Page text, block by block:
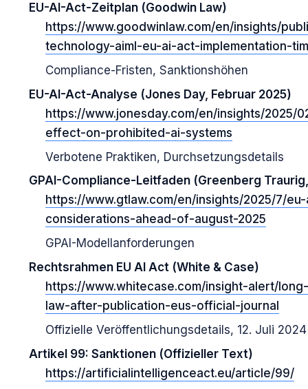
EU-AI-Act-Zeitplan (Goodwin Law)
https://www.goodwinlaw.com/en/insights/
technology-aiml-eu-ai-act-implementation-
Compliance-Fristen, Sanktionshöhen
EU-AI-Act-Analyse (Jones Day, Februar 2025)
https://www.jonesday.com/en/insights/
effect-on-prohibited-ai-systems
Verbotene Praktiken, Durchsetzungsdetails
GPAI-Compliance-Leitfaden (Greenberg
https://www.gtlaw.com/en/insights/2025/7/
considerations-ahead-of-august-2025
GPAI-Modellanforderungen
Rechtsrahmen EU AI Act (White & Case)
https://www.whitecase.com/insight-alert/
law-after-publication-eus-official-journal
Offizielle Veröffentlichungsdetails, 12. Juli 2024
Artikel 99: Sanktionen (Offizieller Text)
https://artificialintelligenceact.eu/article/99/